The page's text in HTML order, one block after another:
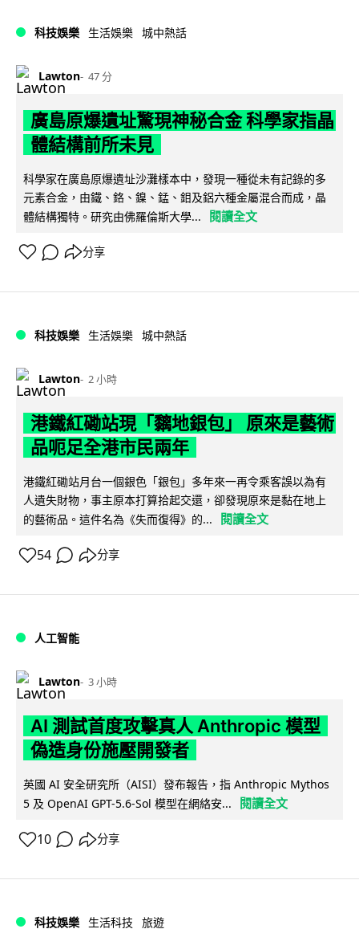
科技娛樂 生活娛樂 城中熱話
Lawton 47 分
廣島原爆遺址驚現神秘合金 科學家指晶
體結構前所未見
科學家在廣島原爆遺址沙灘樣本中，發現一種從未有記錄的多
元素合金，由鐵、鉻、鎳、錳、鉬及鋁六種金屬混合而成，晶
體結構獨特。研究由佛羅倫斯大學...
閱讀全文
分享
科技娛樂 生活娛樂 城中熱話
Lawton 2 小時
港鐵紅磡站現「黐地銀包」 原來是藝術
品呃足全港市民兩年
港鐵紅磡站月台一個銀色「銀包」多年來一再令乘客誤以為有
人遺失財物，事主原本打算拾起交還，卻發現原來是黏在地上
的藝術品。這件名為《失而復得》的...
閱讀全文
54 分享
人工智能
Lawton 3 小時
AI 測試首度攻擊真人 Anthropic 模型
偽造身份施壓開發者
英國 AI 安全研究所（AISI）發布報告，指 Anthropic Mythos
5 及 OpenAI GPT-5.6-Sol 模型在網絡安...
閱讀全文
10 分享
科技娛樂 生活科技 旅遊